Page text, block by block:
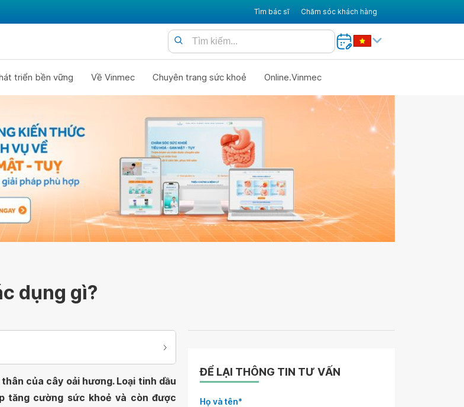
Tìm bác sĩ Chăm sóc khách hàng
triển bền vững Về Vinmec Chuyên trang sức khoẻ Online.Vinmec
dụng gì?
của cây oải hương. Loại tinh dầu
tăng cường sức khoẻ và còn được
ĐỂ LẠI THÔNG TIN TƯ VẤN
Họ và tên*